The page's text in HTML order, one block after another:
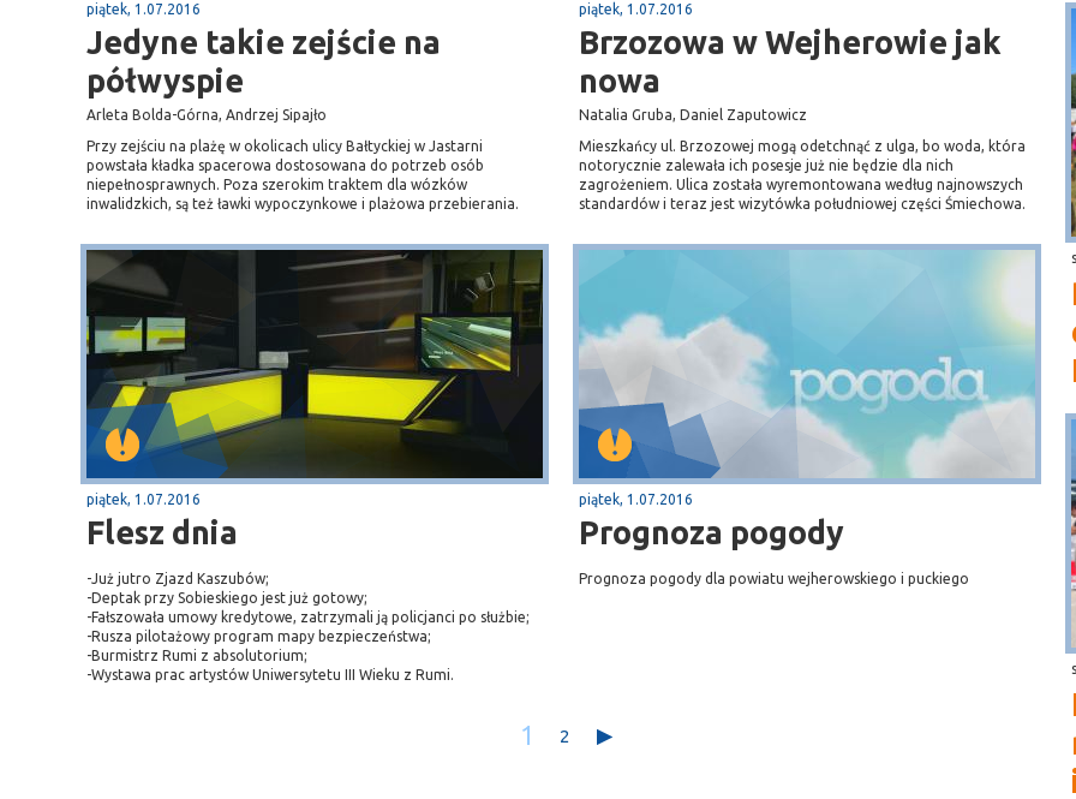
piątek, 1.07.2016
Jedyne takie zejście na
półwyspie
Arleta Bolda-Górna, Andrzej Sipajło
Przy zejściu na plażę w okolicach ulicy Bałtyckiej w Jastarni
powstała kładka spacerowa dostosowana do potrzeb osób
niepełnosprawnych. Poza szerokim traktem dla wózków
inwalidzkich, są też ławki wypoczynkowe i plażowa przebierania.
piątek, 1.07.2016
Brzozowa w Wejherowie jak
nowa
Natalia Gruba, Daniel Zaputowicz
Mieszkańcy ul. Brzozowej mogą odetchnąć z ulga, bo woda, która
notorycznie zalewała ich posesje już nie będzie dla nich
zagrożeniem. Ulica została wyremontowana według najnowszych
standardów i teraz jest wizytówka południowej części Śmiechowa.
piątek, 1.07.2016
Flesz dnia
-Już jutro Zjazd Kaszubów;
-Deptak przy Sobieskiego jest już gotowy;
-Fałszowała umowy kredytowe, zatrzymali ją policjanci po służbie;
-Rusza pilotażowy program mapy bezpieczeństwa;
-Burmistrz Rumi z absolutorium;
-Wystawa prac artystów Uniwersytetu III Wieku z Rumi.
piątek, 1.07.2016
Prognoza pogody
Prognoza pogody dla powiatu wejherowskiego i puckiego
1 2